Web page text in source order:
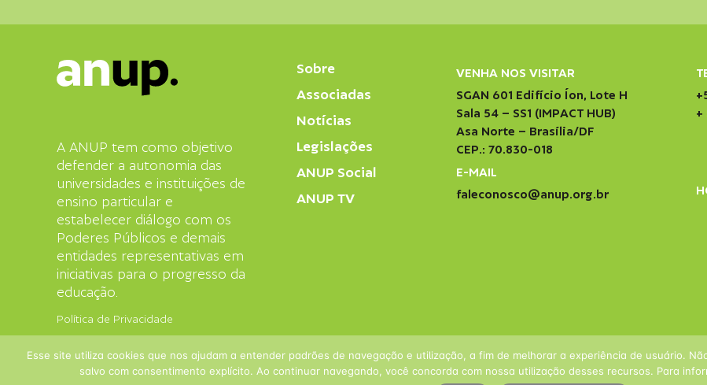
A ANUP tem como objetivo
defender a autonomia das
universidades e instituições de
ensino particular e
estabelecer diálogo com os
Poderes Públicos e demais
entidades representativas em
iniciativas para o progresso da
educação.
Política de Privacidade
Sobre
Associadas
Notícias
Legislações
ANUP Social
ANUP TV
VENHA NOS VISITAR
SGAN 601 Edifício Íon, Lote H
Sala 54 – SS1 (IMPACT HUB)
Asa Norte – Brasília/DF
CEP.: 70.830-018
E-MAIL
faleconosco@anup.org.br
+
Esse site utiliza cookies que nos ajudam a entender padrões de navegação e utilização, a fim de melhorar a experiência de usuário.
salvo com consentimento explícito. Ao continuar navegando, você concorda com nossa utilização desses recursos. Para